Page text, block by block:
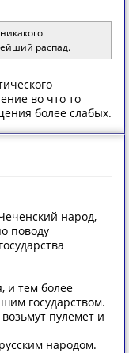
распад.
во что то
более слабых.
народ,
поводу
и тем более
государством.
пулемет и
народом.